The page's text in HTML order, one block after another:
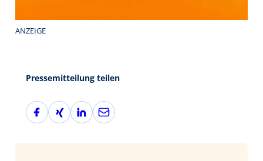
ANZEIGE
Pressemitteilung teilen
F
a
X
i
L
i
E
-